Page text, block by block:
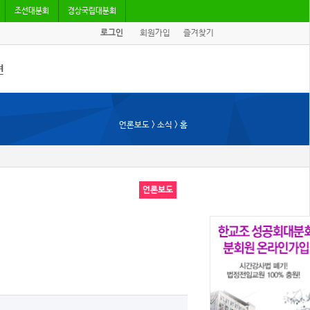
조선대분회 경상국립대분회
로그인 회원가입 즐겨찾기
언론보도 > 소식 > 홈
언론보도